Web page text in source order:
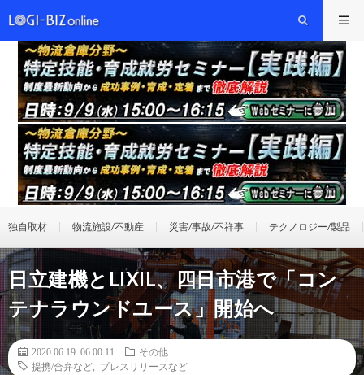
独自取材 物流施設/不動産 災害/事故/不祥事 テクノロジー/製品
日立建機とLIXIL、四日市港で「コン
テナラウンドユース」開始へ
2020.06.19 06:00:11
その他
提携/合弁など
プレスリリースなど